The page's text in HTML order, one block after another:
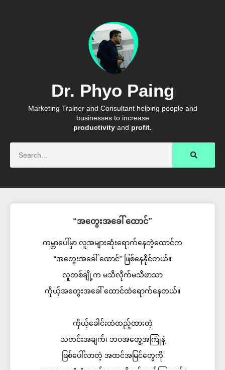
Dr. Phyo Paing
Marketing Trainer and Consultant helping people and
businesses to increase
productivity and profit.
“အတွေးအခေါ် ထောင်”
ကမ္ဘာပေါ်မှာ လူအများဆုံးရောက်နေတဲ့ထောင်က
“အတွေးအခေါ် ထောင်” ဖြစ်နေနိုင်တယ်။
လူတစ်ချို့က မသိလိုက်မသိဖာသာ
ကိုယ့်အတွေးအခေါ် ထောင်ထဲရောက်နေတယ်။
ကိုယ့်ခေါင်းထဲထည့်ထားတဲ့
သတင်းအချက်၊ ဘဝအတွေ့အကြုံနဲ့
ဖြစ်ပေါ်လာတဲ့ အထင်အမြင်တွေကို